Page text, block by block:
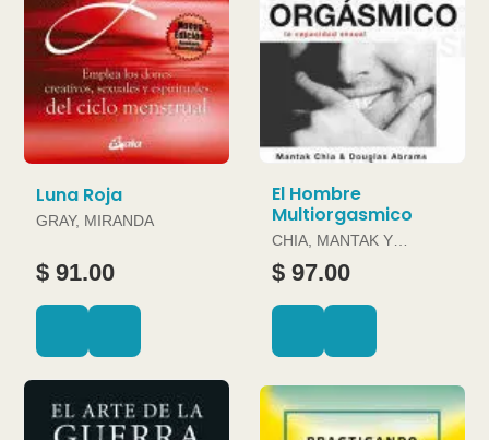
Luna Roja
GRAY, MIRANDA
$ 91.00
El Hombre
Multiorgasmico
CHIA, MANTAK Y
DOUGLAS ABRAMS
$ 97.00